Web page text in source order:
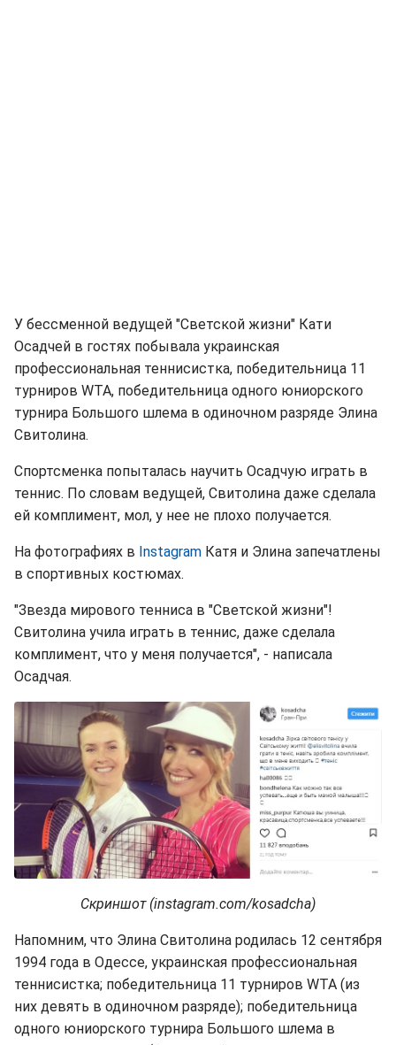
У бессменной ведущей "Светской жизни" Кати
Осадчей в гостях побывала украинская
профессиональная теннисистка, победительница 11
турниров WTA, победительница одного юниорского
турнира Большого шлема в одиночном разряде Элина
Свитолина.
Спортсменка попыталась научить Осадчую играть в
теннис. По словам ведущей, Свитолина даже сделала
ей комплимент, мол, у нее не плохо получается.
На фотографиях в Instagram Катя и Элина запечатлены
в спортивных костюмах.
"Звезда мирового тенниса в "Светской жизни"!
Свитолина учила играть в теннис, даже сделала
комплимент, что у меня получается", - написала
Осадчая.
Скриншот (instagram.com/kosadcha)
Напомним, что Элина Свитолина родилась 12 сентября
1994 года в Одессе, украинская профессиональная
теннисистка; победительница 11 турниров WTA (из
них девять в одиночном разряде); победительница
одного юниорского турнира Большого шлема в